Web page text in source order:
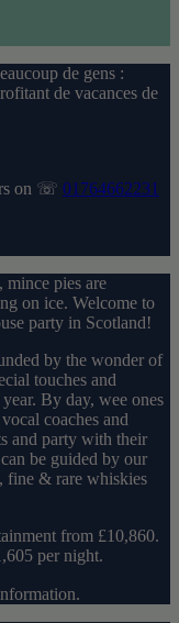
de gens :
de vacances de
on ☏ 01764662231
mince pies are
on ice. Welcome to
party in Scotland!
by the wonder of
touches and
By day, wee ones
coaches and
and party with their
be guided by our
fine & rare whiskies
from £10,860.
per night.